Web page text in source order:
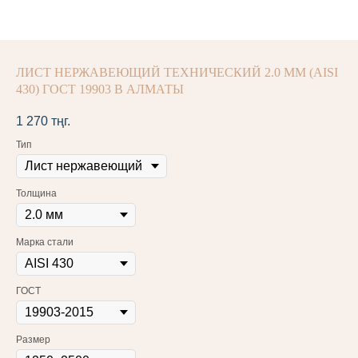
ЛИСТ НЕРЖАВЕЮЩИЙ ТЕХНИЧЕСКИЙ 2.0 ММ (AISI
430) ГОСТ 19903 В АЛМАТЫ
1 270 тңг.
Тип
Толщина
Марка стали
ГОСТ
Размер